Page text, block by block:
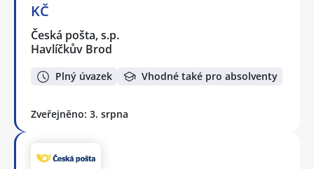
KČ
Česká pošta, s.p.
Havlíčkův Brod
Plný úvazek Vhodné také pro absolventy
Zveřejněno: 3. srpna